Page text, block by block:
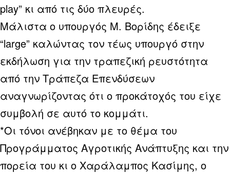
play” κι από τις δύο πλευρές.
Μάλιστα ο υπουργός Μ. Βορίδης έδειξε
“large” καλώντας τον τέως υπουργό στην
εκδήλωση για την τραπεζική ρευστότητα
από την Τράπεζα Επενδύσεων
αναγνωρίζοντας ότι ο προκάτοχός του είχε
συμβολή σε αυτό το κομμάτι.
*Οι τόνοι ανέβηκαν με το θέμα του
Προγράμματος Αγροτικής Ανάπτυξης και την
πορεία του κι ο Χαράλαμπος Κασίμης, ο